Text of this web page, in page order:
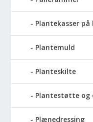
Plantekasser på
Plantemuld
Planteskilte
Plantestøtte og
Plænedressing